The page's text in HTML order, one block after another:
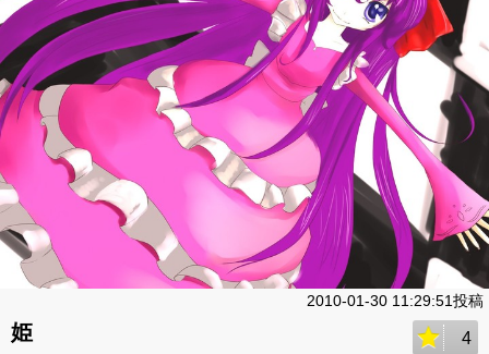
2010-01-30 11:29:51投稿
姫 4